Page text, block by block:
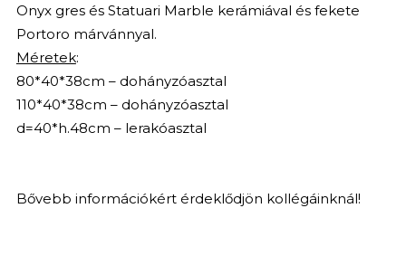
Onyx gres és Statuari Marble kerámiával és fekete
Portoro márvánnyal.
Méretek:
80*40*38cm – dohányzóasztal
110*40*38cm – dohányzóasztal
d=40*h.48cm – lerakóasztal
Bővebb információkért érdeklődjön kollégáinknál!